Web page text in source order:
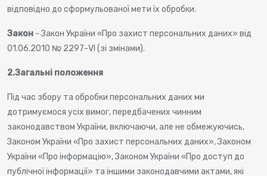
відповідно до сформульованої мети їх обробки.
Закон - Закон України «Про захист персональних даних» від
01.06.2010 № 2297-VI (зі змінами).
2.Загальні положення
Під час збору та обробки персональних даних ми
дотримуємося усіх вимог, передбачених чинним
законодавством України, включаючи, але не обмежуючись,
Законом України «Про захист персональних даних», Законом
України «Про інформацію», Законом України «Про доступ до
публічної інформації» та іншими законодавчими актами, які